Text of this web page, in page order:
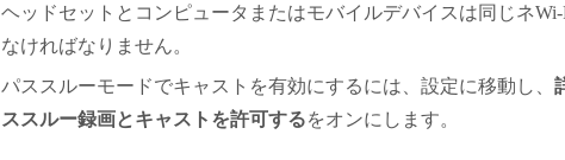
ヘッドセットとコンピュータまたはモバイルデバイスは同じネ
なければなりません。
パススルーモードでキャストを有効にするには、設定に移動し、
ススルー録画とキャストを許可するをオンにします。